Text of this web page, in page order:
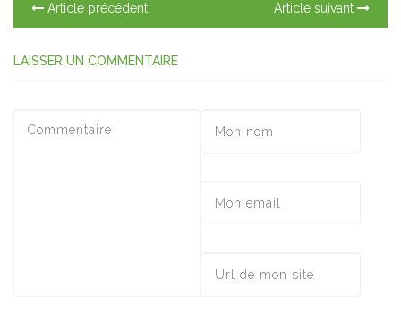
Article précédent Article suivant
LAISSER UN COMMENTAIRE